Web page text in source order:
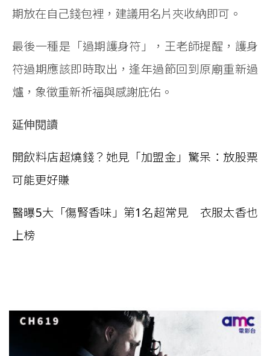
期放在自己錢包裡，建議用名片夾收納即可。
最後一種是「過期護身符」，王老師提醒，護身
符過期應該即時取出，逢年過節回到原廟重新過
爐，象徵重新祈福與感謝庇佑。
延伸閱讀
開飲料店超燒錢？她見「加盟金」驚呆：放股票
可能更好賺
醫曝5大「傷腎香味」第1名超常見 衣服太香也
上榜